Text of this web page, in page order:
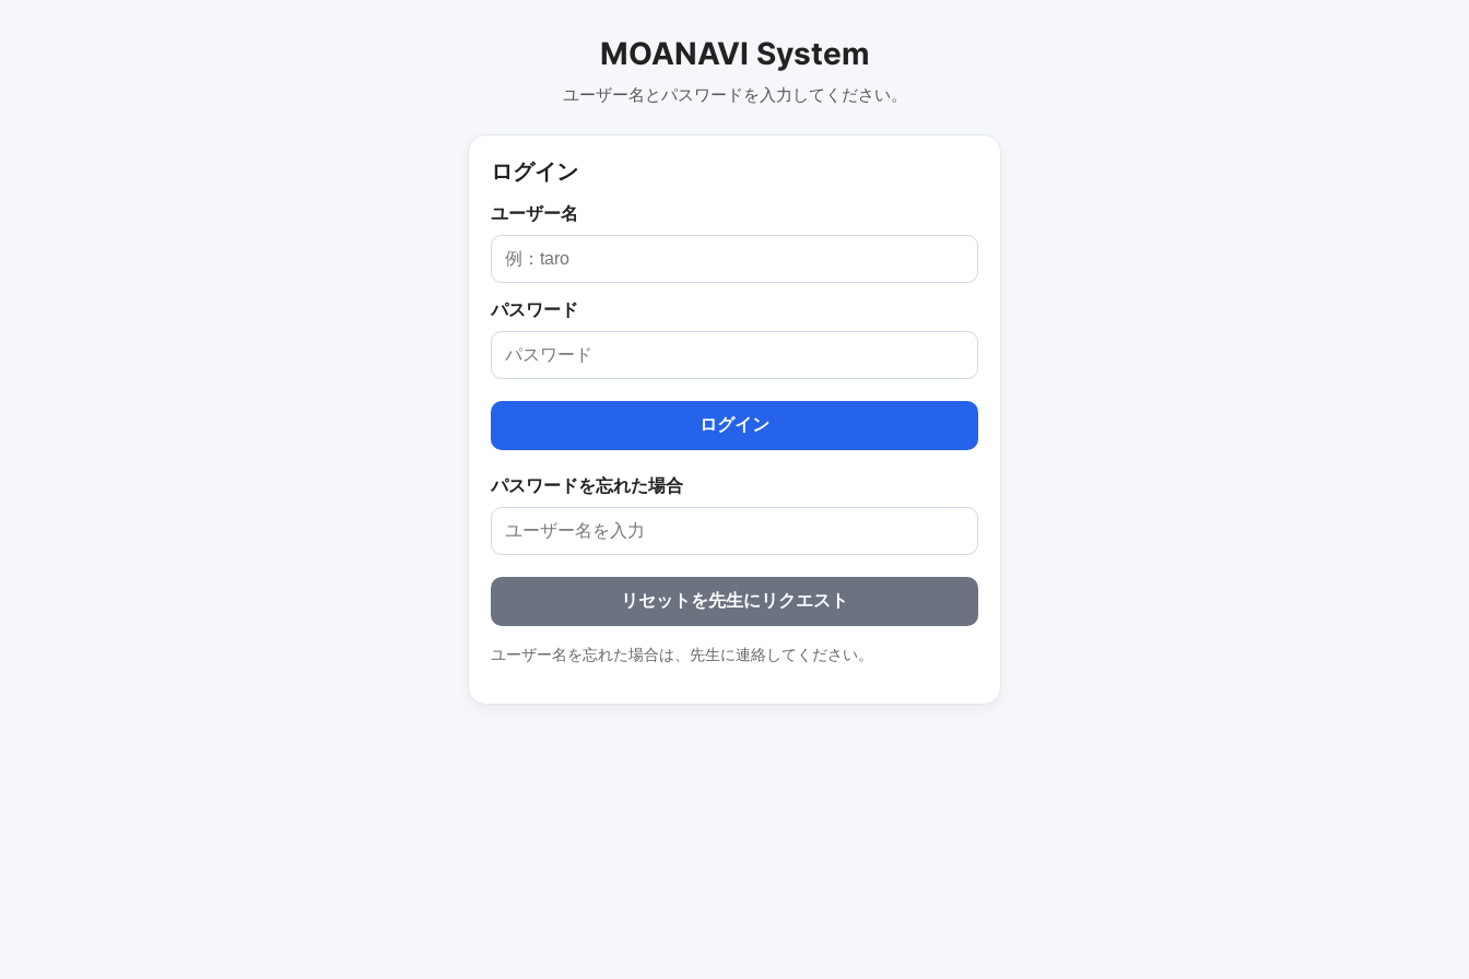
MOANAVI System
ユーザー名とパスワードを入力してください。
ログイン
ユーザー名
パスワード
ログイン
パスワードを忘れた場合
リセットを先生にリクエスト
ユーザー名を忘れた場合は、先生に連絡してください。